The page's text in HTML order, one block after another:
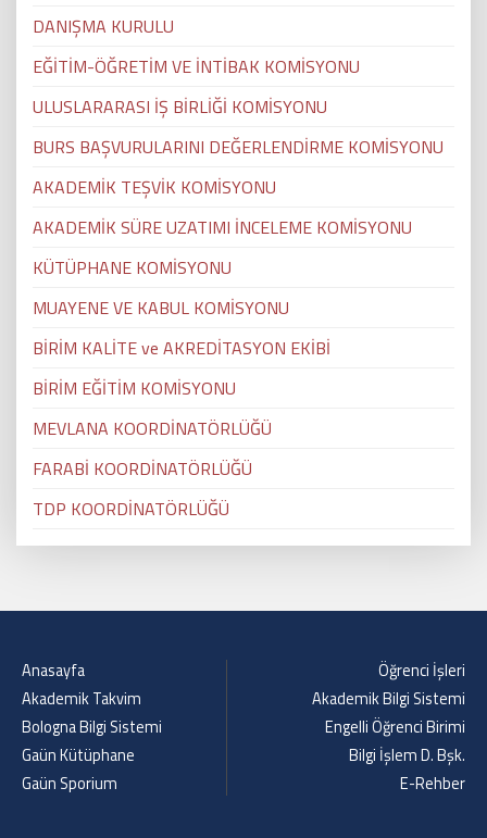
DANIŞMA KURULU
EĞİTİM-ÖĞRETİM VE İNTİBAK KOMİSYONU
ULUSLARARASI İŞ BİRLİĞİ KOMİSYONU
BURS BAŞVURULARINI DEĞERLENDİRME KOMİSYONU
AKADEMİK TEŞVİK KOMİSYONU
AKADEMİK SÜRE UZATIMI İNCELEME KOMİSYONU
KÜTÜPHANE KOMİSYONU
MUAYENE VE KABUL KOMİSYONU
BİRİM KALİTE ve AKREDİTASYON EKİBİ
BİRİM EĞİTİM KOMİSYONU
MEVLANA KOORDİNATÖRLÜĞÜ
FARABİ KOORDİNATÖRLÜĞÜ
TDP KOORDİNATÖRLÜĞÜ
Anasayfa
Akademik Takvim
Bologna Bilgi Sistemi
Gaün Kütüphane
Gaün Sporium
Öğrenci İşleri
Akademik Bilgi Sistemi
Engelli Öğrenci Birimi
Bilgi İşlem D. Bşk.
E-Rehber